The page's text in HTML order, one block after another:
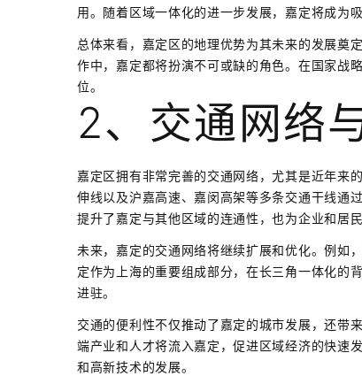
用。随着区域一体化的进一步发展，嘉定将成为
总体来看，嘉定区的地理优势为其未来的发展奠
作中，嘉定都将扮演不可或缺的角色。在国家战
位。
2、交通网络
嘉定区拥有非常完善的交通网络，尤其是近年来
伸线以及沪嘉高速、嘉闵高架等多条交通干线通
提升了嘉定与其他区域的连通性，也为企业和居
未来，嘉定的交通网络将继续扩展和优化。例如
定作为上海的重要组成部分，在长三角一体化的
进驻。
交通的便利性不仅推动了嘉定的城市发展，还带
端产业和人才将流入嘉定，促进区域经济的快速
和高新技术的发展。